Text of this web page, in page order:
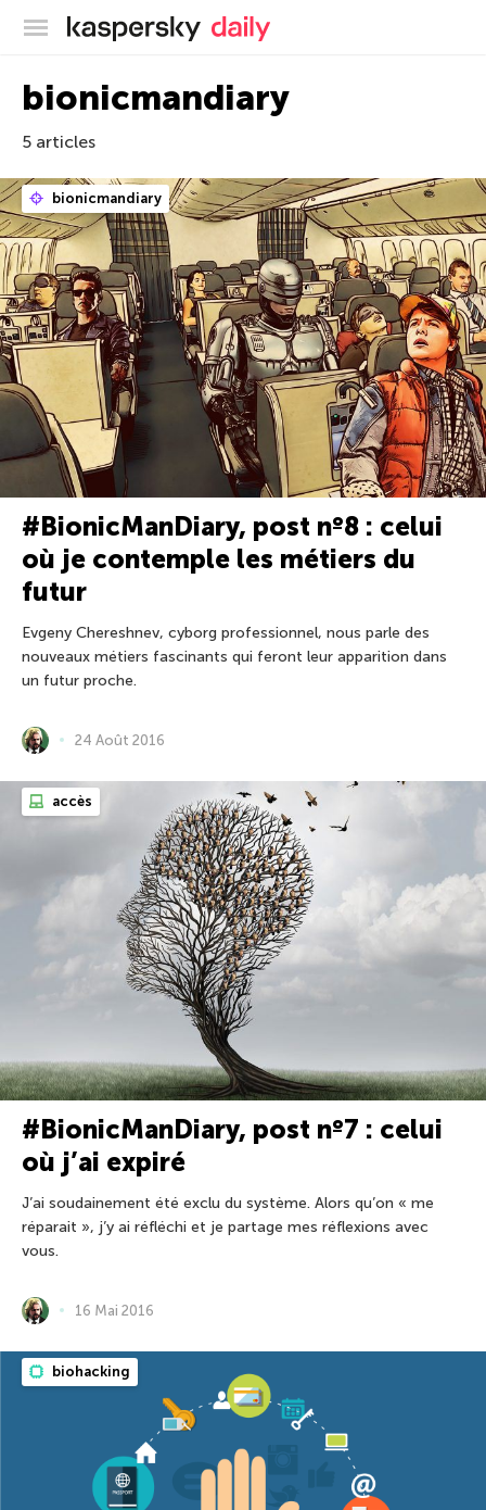
Blog officiel de Kaspersky
bionicmandiary
5 articles
bionicmandiary
#BionicManDiary, post nº8 : celui
où je contemple les métiers du
futur
Evgeny Chereshnev, cyborg professionnel, nous parle des
nouveaux métiers fascinants qui feront leur apparition dans
un futur proche.
24 Août 2016
accès
#BionicManDiary, post nº7 : celui
où j’ai expiré
J’ai soudainement été exclu du système. Alors qu’on « me
réparait », j’y ai réfléchi et je partage mes réflexions avec
vous.
16 Mai 2016
biohacking